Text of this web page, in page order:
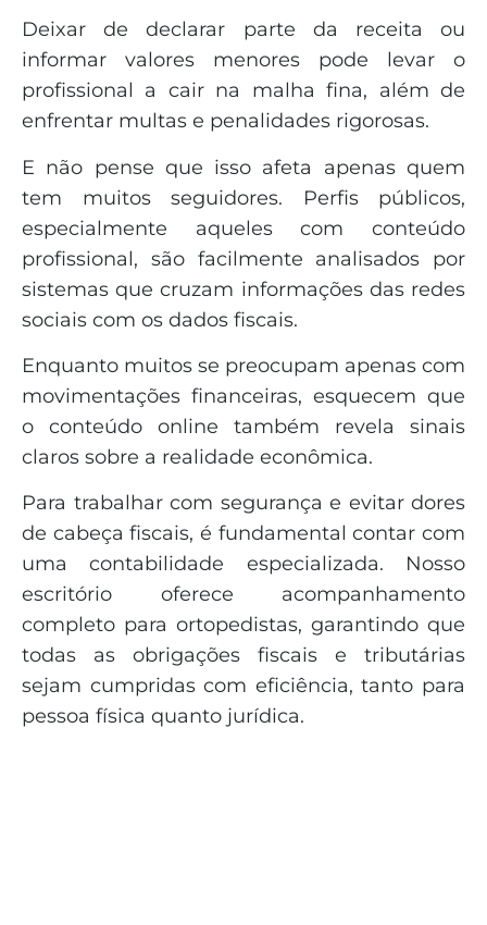
Deixar de declarar parte da receita ou
informar valores menores pode levar o
profissional a cair na malha fina, além de
enfrentar multas e penalidades rigorosas.
E não pense que isso afeta apenas quem
tem muitos seguidores. Perfis públicos,
especialmente aqueles com conteúdo
profissional, são facilmente analisados por
sistemas que cruzam informações das redes
sociais com os dados fiscais.
Enquanto muitos se preocupam apenas com
movimentações financeiras, esquecem que
o conteúdo online também revela sinais
claros sobre a realidade econômica.
Para trabalhar com segurança e evitar dores
de cabeça fiscais, é fundamental contar com
uma contabilidade especializada. Nosso
escritório oferece acompanhamento
completo para ortopedistas, garantindo que
todas as obrigações fiscais e tributárias
sejam cumpridas com eficiência, tanto para
pessoa física quanto jurídica.